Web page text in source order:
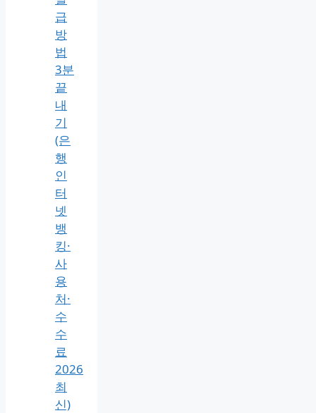
급
방
법
3분
끝
내
기
(은
행
인
터
넷
뱅
킹·
사
용
처·
수
수
료
2026
최
신)